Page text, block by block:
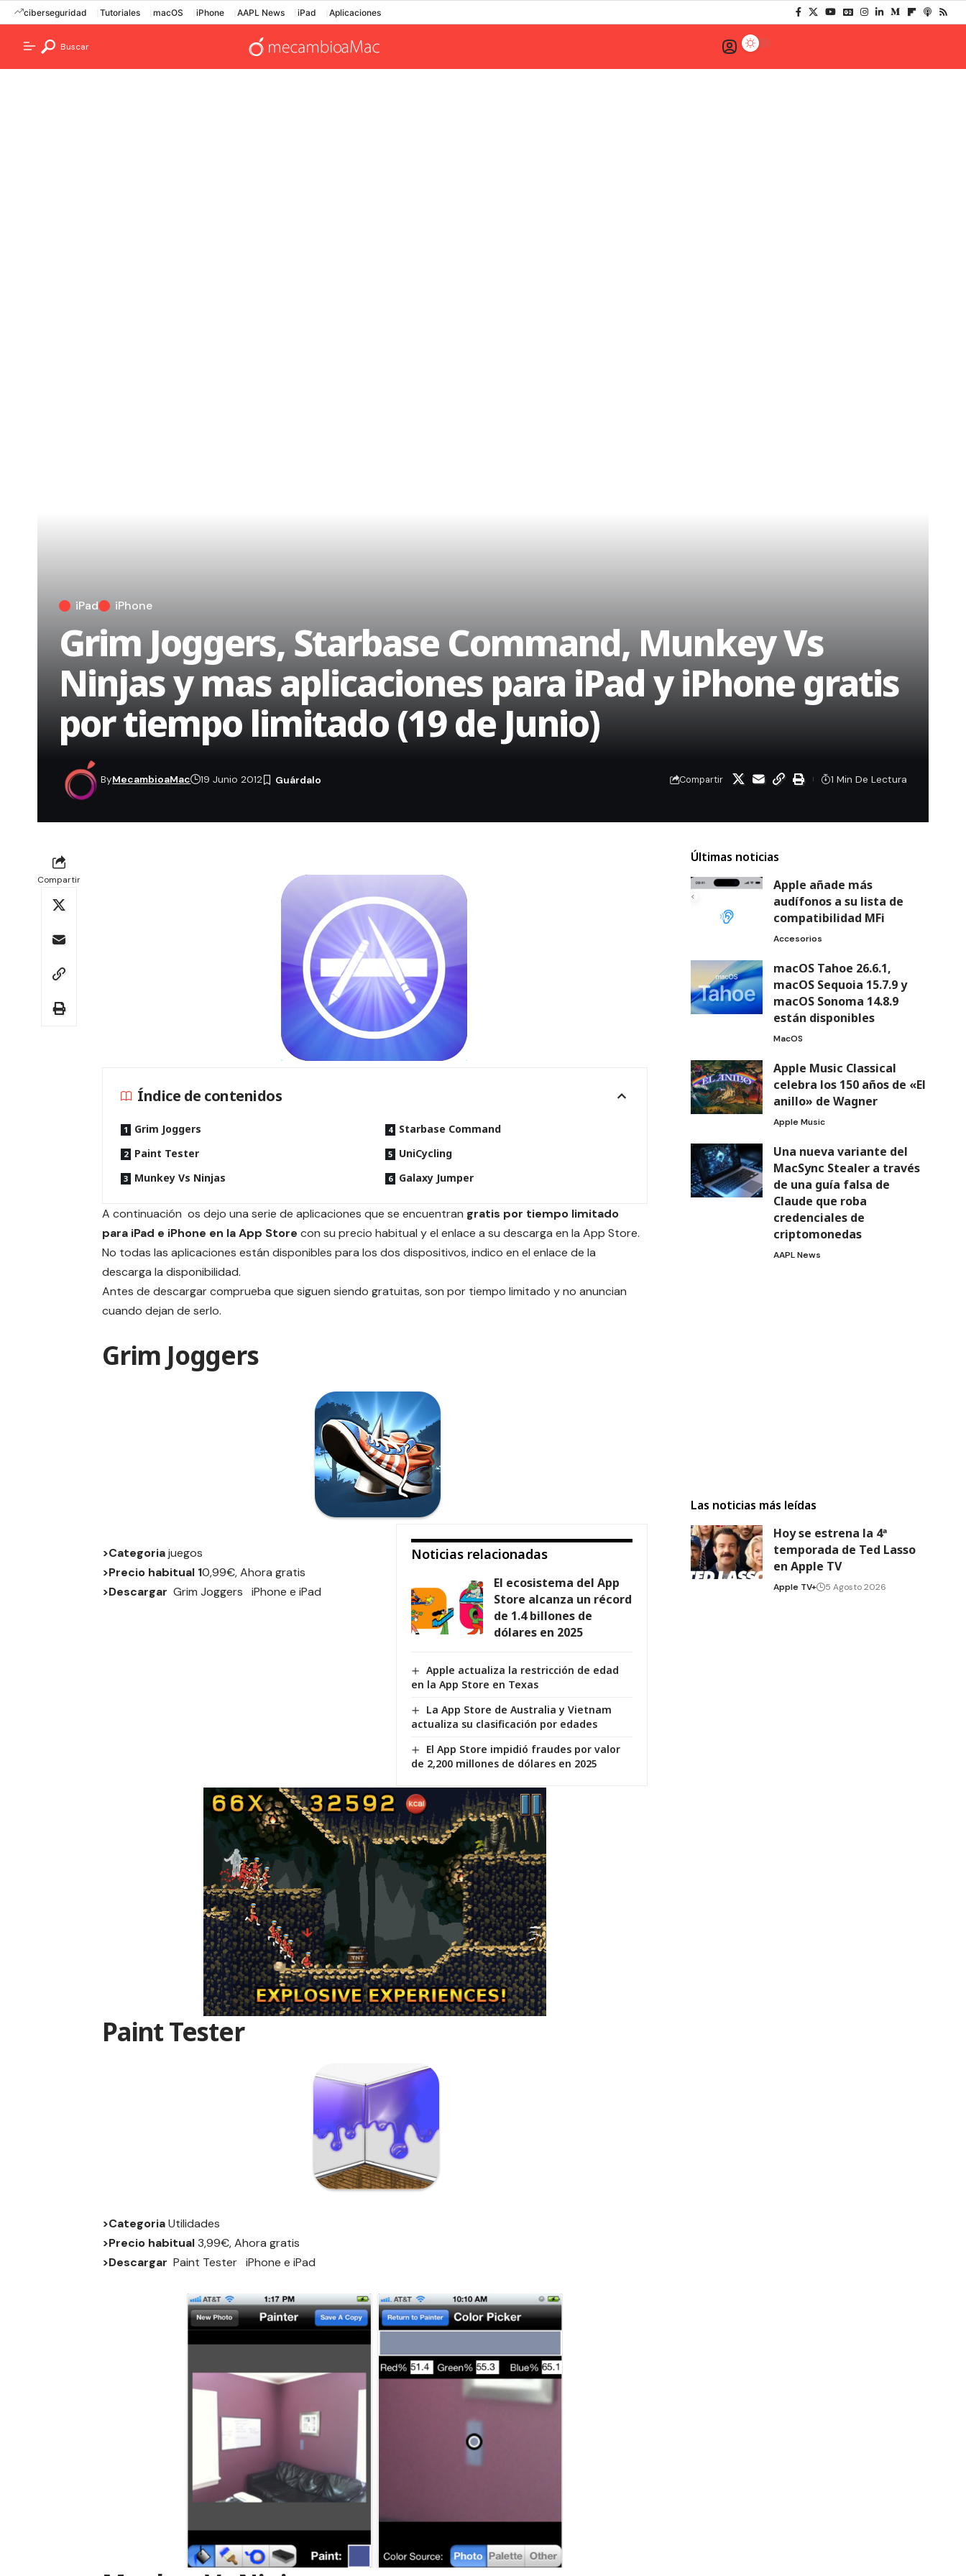
ciberseguridad Tutoriales macOS iPhone AAPL News iPad Aplicaciones
Buscar
iPad iPhone
Grim Joggers, Starbase Command, Munkey Vs
Ninjas y mas aplicaciones para iPad y iPhone gratis
por tiempo limitado (19 de Junio)
ByMecambioaMac 19 Junio 2012 Compartir 1 Min De Lectura
Compartir
Índice de contenidos
Grim Joggers
Paint Tester
Munkey Vs Ninjas
Starbase Command
UniCycling
Galaxy Jumper
A continuación os dejo una serie de aplicaciones que se encuentran gratis por tiempo limitado
para iPad e iPhone en la App Store con su precio habitual y el enlace a su descarga en la App Store.
No todas las aplicaciones están disponibles para los dos dispositivos, indico en el enlace de la
descarga la disponibilidad.
Antes de descargar comprueba que siguen siendo gratuitas, son por tiempo limitado y no anuncian
cuando dejan de serlo.
Grim Joggers
Noticias relacionadas
El ecosistema del App
Store alcanza un récord
de 1.4 billones de
dólares en 2025
Apple actualiza la restricción de edad
en la App Store en Texas
La App Store de Australia y Vietnam
actualiza su clasificación por edades
El App Store impidió fraudes por valor
de 2,200 millones de dólares en 2025
>Categoriajuegos
>Precio habitual 10,99€, Ahora gratis
>Descargar Grim Joggers iPhone e iPad
Paint Tester
>CategoriaUtilidades
>Precio habitual3,99€, Ahora gratis
>Descargar Paint Tester iPhone e iPad
Últimas noticias
Apple añade más
audífonos a su lista de
compatibilidad MFi
Accesorios
macOS Tahoe 26.6.1,
macOS Sequoia 15.7.9 y
macOS Sonoma 14.8.9
están disponibles
MacOS
Apple Music Classical
celebra los 150 años de «El
anillo» de Wagner
Apple Music
Una nueva variante del
MacSync Stealer a través
de una guía falsa de
Claude que roba
credenciales de
criptomonedas
AAPL News
Las noticias más leídas
Hoy se estrena la 4ª
temporada de Ted Lasso
en Apple TV
Apple TV+ 5 Agosto 2026